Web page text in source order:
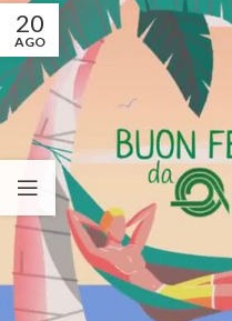
20
AGO